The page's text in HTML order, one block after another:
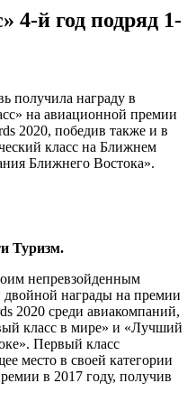
4-й год подряд 1-
получила награду в
на авиационной премии
2020, победив также и в
класс на Ближнем
Ближнего Востока».
Туризм.
непревзойденным
двойной награды на премии
2020 среди авиакомпаний,
класс в мире» и «Лучший
Первый класс
место в своей категории
в 2017 году, получив